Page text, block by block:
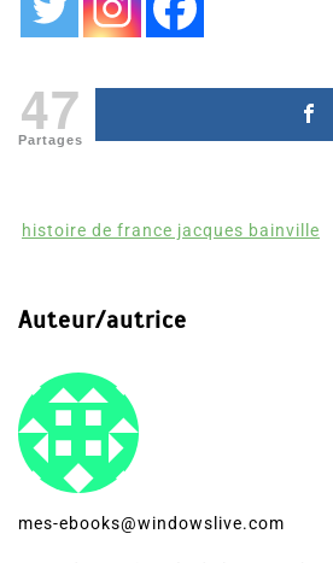
47
Partages
histoire de france jacques bainville
Auteur/autrice
mes-ebooks@windowslive.com